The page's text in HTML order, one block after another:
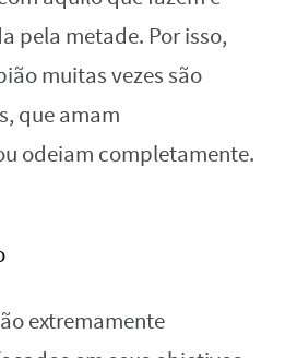
pela metade. Por isso,
muitas vezes são
que amam
odeiam completamente.
extremamente